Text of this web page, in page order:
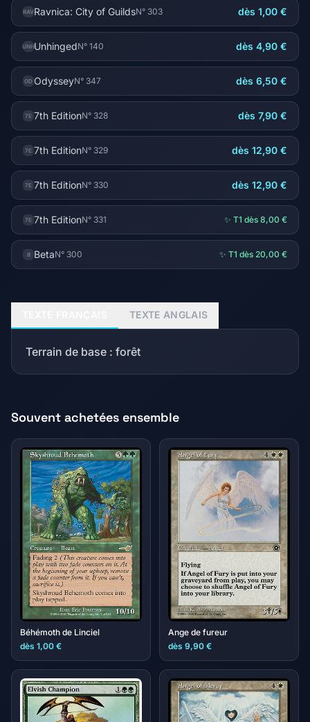
RAVRavnica: City of GuildsN° 303 dès 1,00 €
UNHUnhingedN° 140 dès 4,90 €
OD OdysseyN° 347 dès 6,50 €
7E 7th EditionN° 328 dès 7,90 €
7E 7th EditionN° 329 dès 12,90 €
7E 7th EditionN° 330 dès 12,90 €
7E 7th EditionN° 331 ✨ T1 dès 8,00 €
B BetaN° 300 ✨ T1 dès 20,00 €
TEXTE ANGLAIS
Terrain de base : forêt
Souvent achetées ensemble
Béhémoth de Linciel
dès 1,00 €
Ange de fureur
dès 9,90 €